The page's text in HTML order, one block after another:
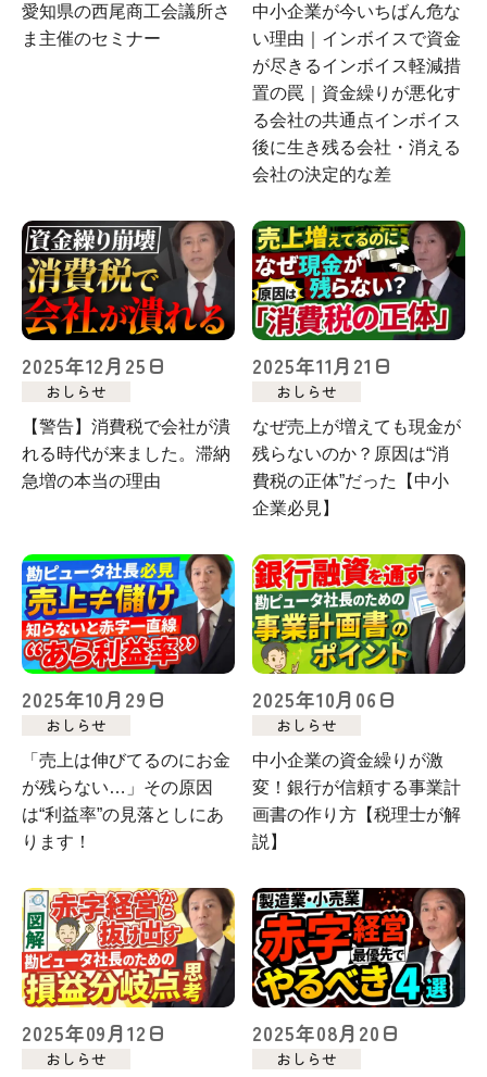
愛知県の西尾商工会議所さ
ま主催のセミナー
中小企業が今いちばん危な
い理由｜インボイスで資金
が尽きるインボイス軽減措
置の罠｜資金繰りが悪化す
る会社の共通点インボイス
後に生き残る会社・消える
会社の決定的な差
2025年12月25日
おしらせ
【警告】消費税で会社が潰
れる時代が来ました。滞納
急増の本当の理由
2025年11月21日
おしらせ
なぜ売上が増えても現金が
残らないのか？原因は“消
費税の正体”だった【中小
企業必見】
2025年10月29日
おしらせ
「売上は伸びてるのにお金
が残らない…」その原因
は“利益率”の見落としにあ
ります！
2025年10月06日
おしらせ
中小企業の資金繰りが激
変！銀行が信頼する事業計
画書の作り方【税理士が解
説】
2025年09月12日
おしらせ
2025年08月20日
おしらせ